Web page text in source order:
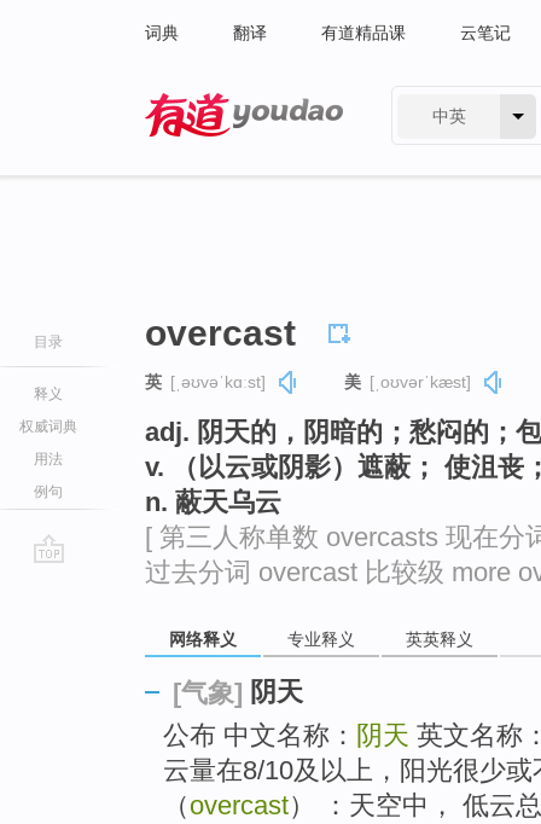
词典 翻译 有道精品课 云笔记
中英
目录
释义
权威词典
用法
例句
overcast
英 [ˌəʊvəˈkɑːst] 美 [ˌoʊvərˈkæst]
adj. 阴天的，阴暗的；愁闷的；
v. （以云或阴影）遮蔽； 使沮丧
n. 蔽天乌云
[ 第三人称单数 overcasts 现在分
过去分词 overcast 比较级 more
网络释义 专业释义 英英释义
[气象] 阴天
公布 中文名称： 阴天 英文名称
云量在8/10及以上，阳光很少
（overcast） ：天空中， 低云